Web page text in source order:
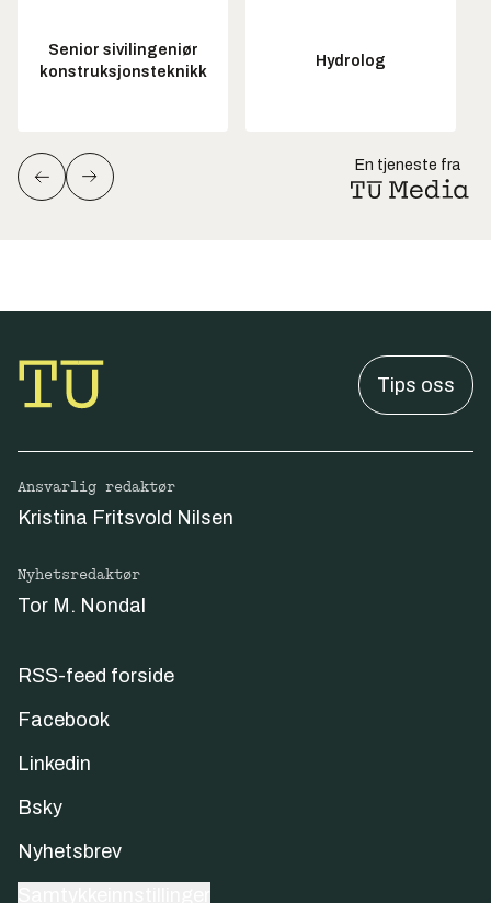
Senior sivilingeniør
konstruksjonsteknikk
Hydrolog
En tjeneste fra
Tips oss
Ansvarlig redaktør
Kristina Fritsvold Nilsen
Nyhetsredaktør
Tor M. Nondal
RSS-feed forside
Facebook
Linkedin
Bsky
Nyhetsbrev